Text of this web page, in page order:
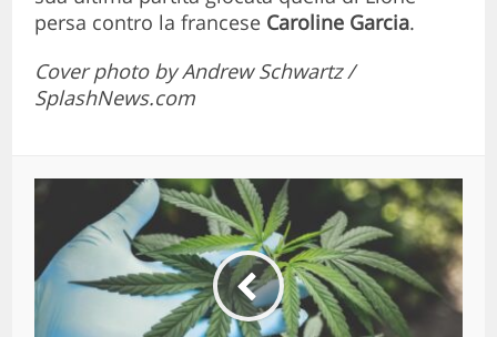
persa contro la francese Caroline Garcia.
Cover photo by Andrew Schwartz /
SplashNews.com